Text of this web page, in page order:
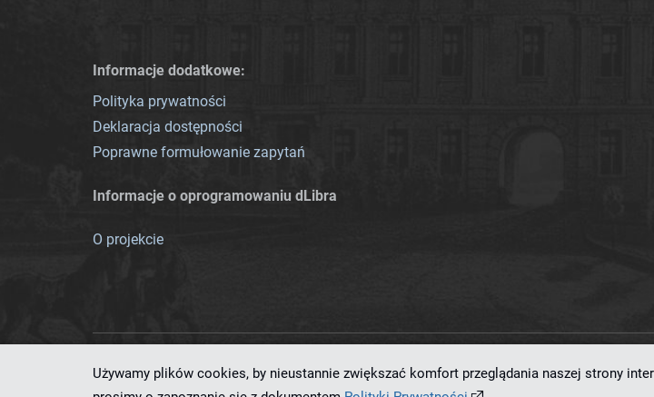
Informacje dodatkowe:
Polityka prywatności
Deklaracja dostępności
Poprawne formułowanie zapytań
Informacje o oprogramowaniu dLibra
O projekcie
Ten serwis działa dzięki oprogramowaniudLibra 7.0.0-SNAPSHOT
Używamy plików cookies, by nieustannie zwiększać komfort przeglądania naszej strony